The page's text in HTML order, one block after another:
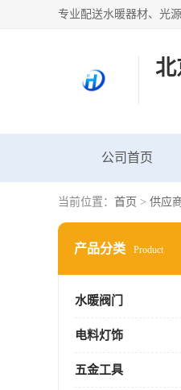
北
公司首页
当前位置： 首页 > 供应
产品分类 Product
水暖阀门
电料灯饰
五金工具